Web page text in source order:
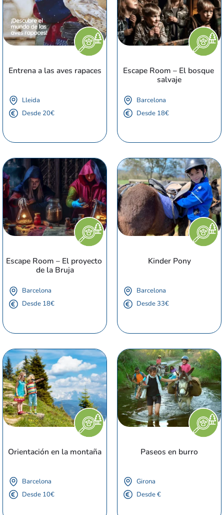
Entrena a las aves rapaces
Lleida
Desde 20€
Escape Room – El bosque
salvaje
Barcelona
Desde 18€
Escape Room – El proyecto
de la Bruja
Barcelona
Desde 18€
Kinder Pony
Barcelona
Desde 33€
Orientación en la montaña
Barcelona
Desde 10€
Paseos en burro
Girona
Desde €